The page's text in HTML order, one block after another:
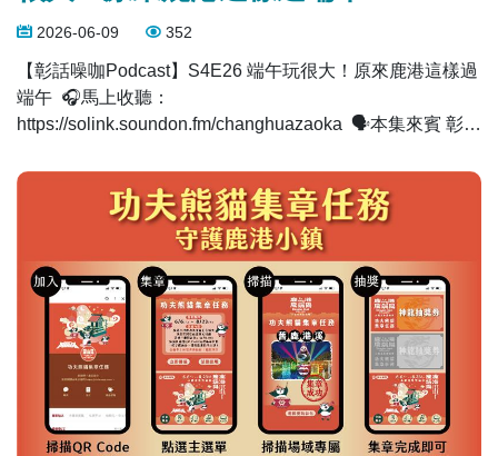
囉～ ：https://reurl.cc/Q2Mp2b #功夫熊貓 #鹿港小鎮光影藝
術節 #愛玩彰化 #集章任務 #美照分享
2026-06-09 352
【彰話噪咖Podcast】S4E26 端午玩很大！原來鹿港這樣過
端午 ​ 🎧馬上收聽：
https://solink.soundon.fm/changhuazaoka ​ 🗣️本集來賓 彰化
城觀處行銷推廣科｜張育維專員 ​ 🛶 端午節到了，你第一個
想到的是什麼？ ​ 在鹿港，端午不只是傳統節日， 更是一場
融合信仰、文化、競技與觀光的年度盛事。 ​ 透過龍王祭、
龍舟賽， 到Cosplay踩街嘉年華與在地特色的活動， 讓節
日變成一場熱鬧的慶典。 ​ 這一集《彰話噪咖》，邀你來趟
鹿港慶端陽， 感受現場的熱血沸騰！ ​ 🐲鹿港慶端陽系列活
動🐲 活動期間｜115/6/19-115/6/21 活動地點｜📍鹿港小鎮
活動官網｜https://lukang-dragonboat.net/ ​ 👀 下集預告：傳
統產業的翻身術，彰化企業如何迎接未來？ 🔊更多收聽平
台 Apple：https://reurl.cc/ep22qQ Spotify：
https://reurl.cc/ppNN7Q KKbox：https://reurl.cc/ep22jQ